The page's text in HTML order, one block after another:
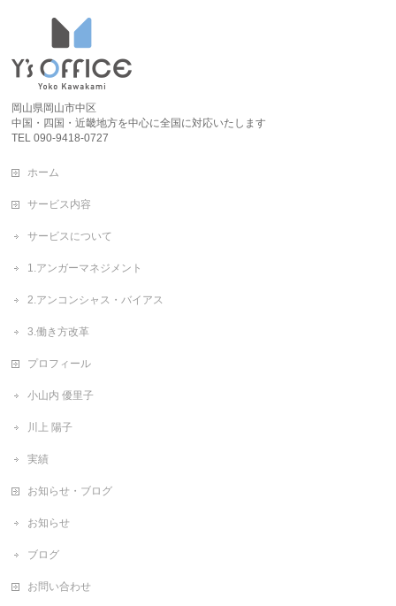
岡山県岡山市中区
中国・四国・近畿地方を中心に全国に対応いたします
TEL 090-9418-0727
ホーム
サービス内容
サービスについて
1.アンガーマネジメント
2.アンコンシャス・バイアス
3.働き方改革
プロフィール
小山内 優里子
川上 陽子
実績
お知らせ・ブログ
お知らせ
ブログ
お問い合わせ